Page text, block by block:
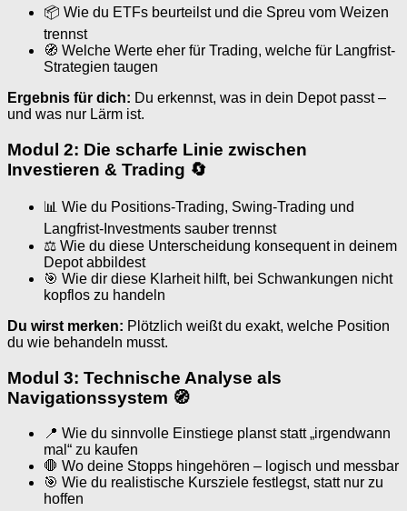
📦 Wie du ETFs beurteilst und die Spreu vom Weizen
trennst
🧭 Welche Werte eher für Trading, welche für Langfrist-
Strategien taugen
Ergebnis für dich: Du erkennst, was in dein Depot passt –
und was nur Lärm ist.
Modul 2: Die scharfe Linie zwischen
Investieren & Trading 🔄
📊 Wie du Positions-Trading, Swing-Trading und
Langfrist-Investments sauber trennst
⚖ Wie du diese Unterscheidung konsequent in deinem
Depot abbildest
🎯 Wie dir diese Klarheit hilft, bei Schwankungen nicht
kopflos zu handeln
Du wirst merken: Plötzlich weißt du exakt, welche Position
du wie behandeln musst.
Modul 3: Technische Analyse als
Navigationssystem 🧭
📍 Wie du sinnvolle Einstiege planst statt „irgendwann
mal“ zu kaufen
🛑 Wo deine Stopps hingehören – logisch und messbar
🎯 Wie du realistische Kursziele festlegst, statt nur zu
hoffen